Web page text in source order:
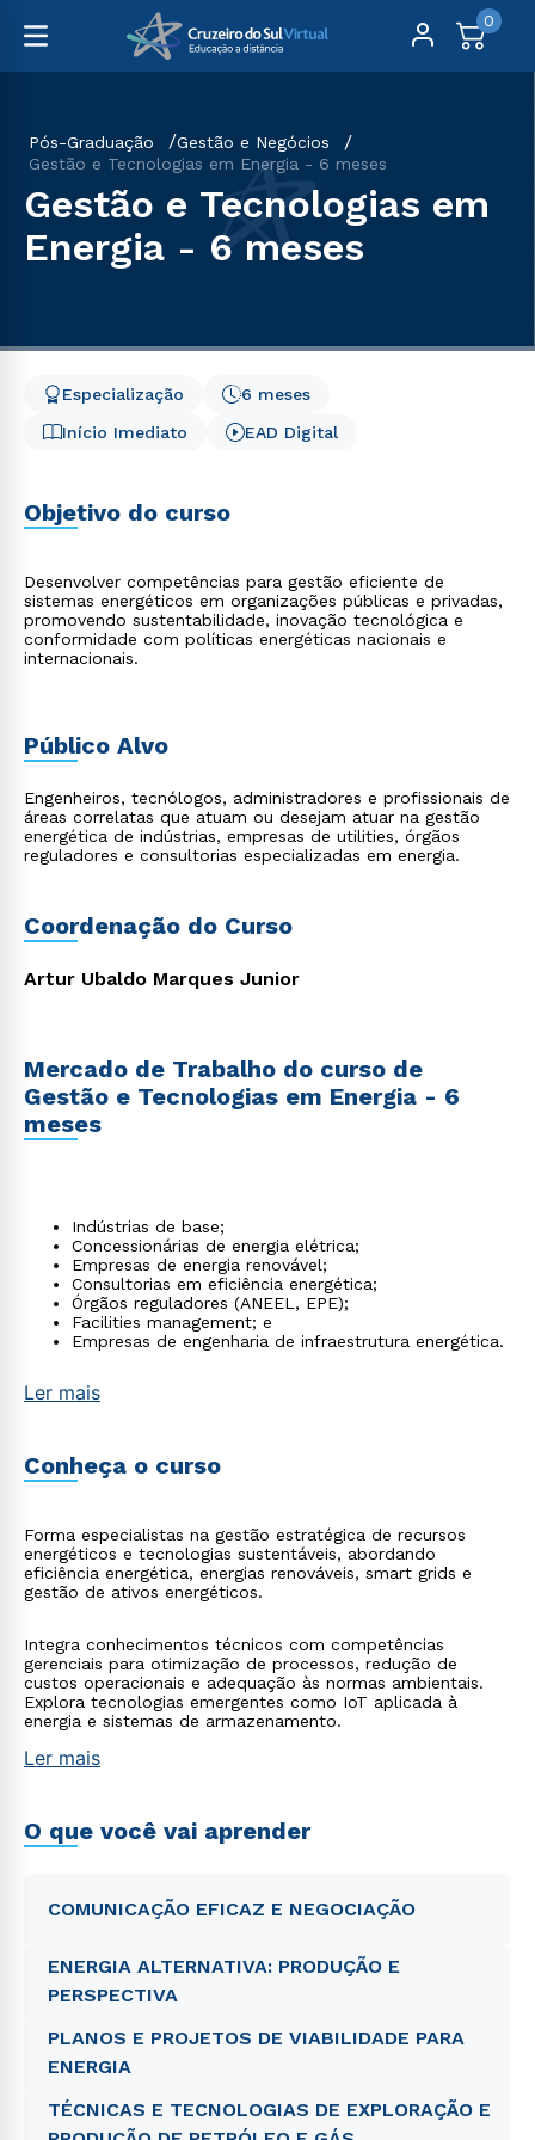
0
Pós-Graduação
Gestão e Negócios
Gestão e Tecnologias em Energia - 6 meses
Gestão e Tecnologias em
Energia - 6 meses
Início Imediato
6 meses
Especialização
EAD Digital
Objetivo do curso
Desenvolver competências para gestão eficiente de
sistemas energéticos em organizações públicas e privadas,
promovendo sustentabilidade, inovação tecnológica e
conformidade com políticas energéticas nacionais e
internacionais.
Público Alvo
Engenheiros, tecnólogos, administradores e profissionais de
áreas correlatas que atuam ou desejam atuar na gestão
energética de indústrias, empresas de utilities, órgãos
reguladores e consultorias especializadas em energia.
Coordenação do Curso
Artur Ubaldo Marques Junior
Mercado de Trabalho do curso de
Gestão e Tecnologias em Energia - 6
meses
Indústrias de base;
Concessionárias de energia elétrica;
Empresas de energia renovável;
Consultorias em eficiência energética;
Órgãos reguladores (ANEEL, EPE);
Facilities management; e
Empresas de engenharia de infraestrutura energética.
Ler mais
Conheça o curso
Forma especialistas na gestão estratégica de recursos
energéticos e tecnologias sustentáveis, abordando
eficiência energética, energias renováveis, smart grids e
gestão de ativos energéticos.
Integra conhecimentos técnicos com competências
gerenciais para otimização de processos, redução de
custos operacionais e adequação às normas ambientais.
Explora tecnologias emergentes como IoT aplicada à
energia e sistemas de armazenamento.
Ler mais
O que você vai aprender
COMUNICAÇÃO EFICAZ E NEGOCIAÇÃO
ENERGIA ALTERNATIVA: PRODUÇÃO E
PERSPECTIVA
PLANOS E PROJETOS DE VIABILIDADE PARA
ENERGIA
TÉCNICAS E TECNOLOGIAS DE EXPLORAÇÃO E